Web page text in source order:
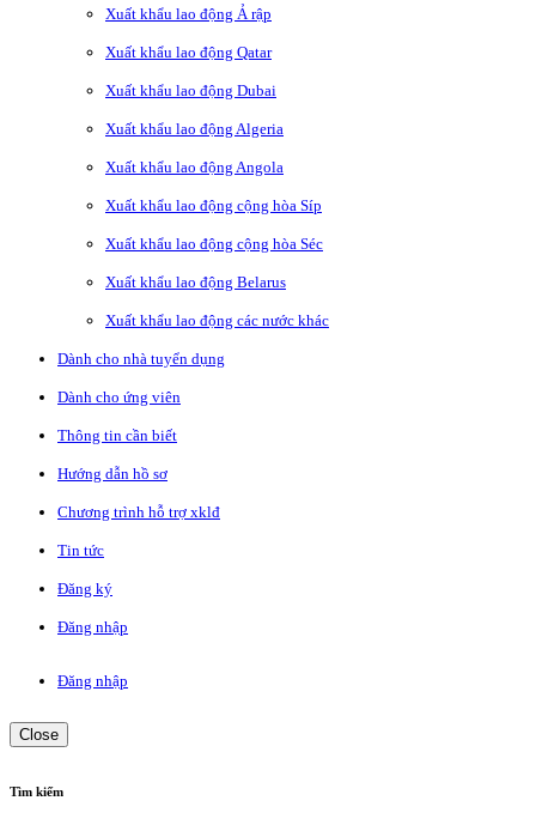
Xuất khẩu lao động Ả rập
Xuất khẩu lao động Qatar
Xuất khẩu lao động Dubai
Xuất khẩu lao động Algeria
Xuất khẩu lao động Angola
Xuất khẩu lao động cộng hòa Síp
Xuất khẩu lao động cộng hòa Séc
Xuất khẩu lao động Belarus
Xuất khẩu lao động các nước khác
Dành cho nhà tuyển dụng
Dành cho ứng viên
Thông tin cần biết
Hướng dẫn hồ sơ
Chương trình hỗ trợ xklđ
Tin tức
Đăng ký
Đăng nhập
Đăng nhập
Close
Tìm kiếm